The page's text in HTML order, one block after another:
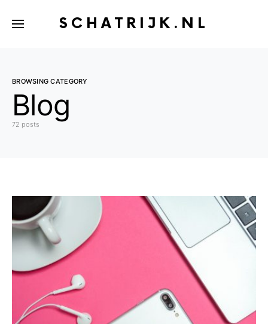
SCHATRIJK.NL
BROWSING CATEGORY
Blog
72 posts